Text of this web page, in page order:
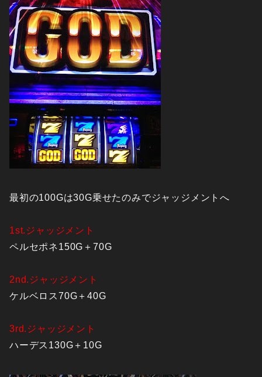
最初の100Gは30G乗せたのみでジャッジメントへ
1st.ジャッジメント
ペルセポネ150G＋70G
2nd.ジャッジメント
ケルベロス70G＋40G
3rd.ジャッジメント
ハーデス130G＋10G